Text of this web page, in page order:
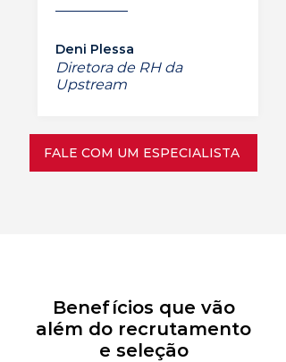
Deni Plessa
Diretora de RH da
Upstream
FALE COM UM ESPECIALISTA
Benefícios que vão
além do recrutamento
e seleção